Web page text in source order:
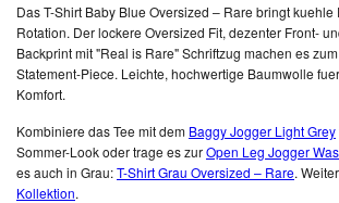
Das T-Shirt Baby Blue Oversized – Rare bringt kuehle
Rotation. Der lockere Oversized Fit, dezenter Front-
Backprint mit "Real is Rare" Schriftzug machen es
Statement-Piece. Leichte, hochwertige Baumwolle
Komfort.
Kombiniere das Tee mit dem Baggy Jogger Light Grey
Sommer-Look oder trage es zurOpen Leg Jogger
es auch in Grau:T-Shirt Grau Oversized – Rare.
Kollektion.